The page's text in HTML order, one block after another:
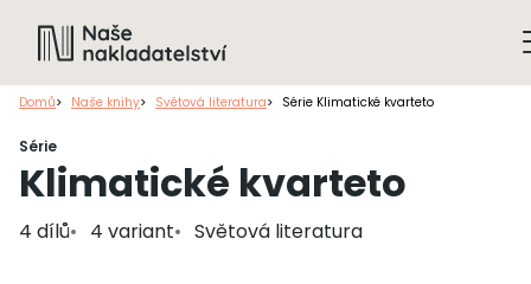
Domů Naše knihy Světová literatura Série Klimatické kvarteto
Série
Klimatické kvarteto
4 dílů 4 variant Světová literatura